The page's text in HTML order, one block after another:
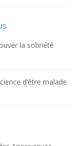
la sobriété
d’être malade